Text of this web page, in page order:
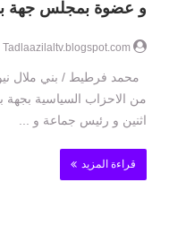
و عضوة بمجلس جهة
Tadlaazilaltv.blogspot.com
من الاحزاب السياسية بجهة
اثنين و رئيس جماعة و ...
قراءة المزيد